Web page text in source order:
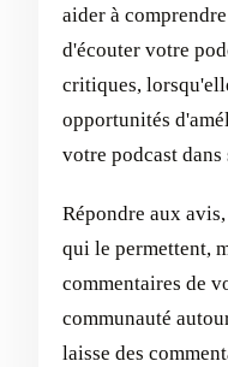
aider à
d'écouter votre
critiques,
opportunités
votre podcast dans
Répondre aux
qui le permettent,
commentaires de
communauté
laisse des